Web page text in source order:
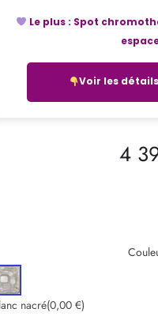
Le plus : Spot
Voir les détails
4
Le
nacré(0,00 €)